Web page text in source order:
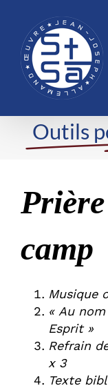
content
Outils
camp
Musique
« Au
Esprit »
Refrain
x 3
Texte